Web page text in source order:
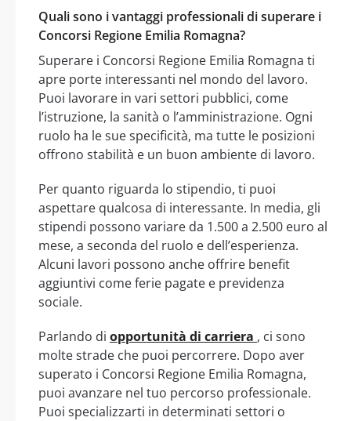
Quali sono i vantaggi professionali di superare i
Concorsi Regione Emilia Romagna?
Superare i Concorsi Regione Emilia Romagna ti
apre porte interessanti nel mondo del lavoro.
Puoi lavorare in vari settori pubblici, come
l’istruzione, la sanità o l’amministrazione. Ogni
ruolo ha le sue specificità, ma tutte le posizioni
offrono stabilità e un buon ambiente di lavoro.
Per quanto riguarda lo stipendio, ti puoi
aspettare qualcosa di interessante. In media, gli
stipendi possono variare da 1.500 a 2.500 euro al
mese, a seconda del ruolo e dell’esperienza.
Alcuni lavori possono anche offrire benefit
aggiuntivi come ferie pagate e previdenza
sociale.
Parlando di opportunità di carriera , ci sono
molte strade che puoi percorrere. Dopo aver
superato i Concorsi Regione Emilia Romagna,
puoi avanzare nel tuo percorso professionale.
Puoi specializzarti in determinati settori o